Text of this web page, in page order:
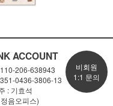
ACCOUNT
206-638943
0436-3806-13
: 기효석
음오피스)
비회원
1:1 문의